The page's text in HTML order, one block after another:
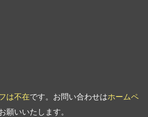
は不在です。お問い合わせはホームペ
願いいたします。